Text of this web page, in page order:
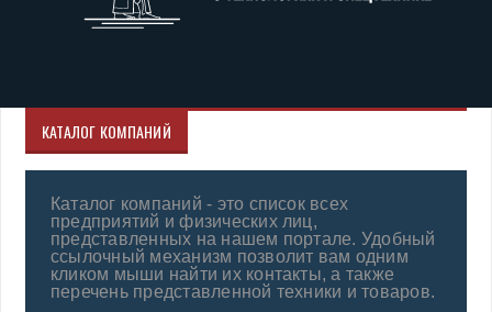
КАТАЛОГ КОМПАНИЙ
Каталог компаний - это список всех
предприятий и физических лиц,
представленных на нашем портале. Удобный
ссылочный механизм позволит вам одним
кликом мыши найти их контакты, а также
перечень представленной техники и товаров.